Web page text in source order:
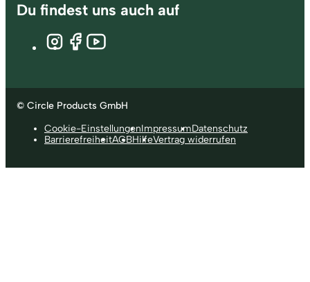
Du findest uns auch auf
© Circle Products GmbH
Cookie-EinstellungenImpressumDatenschutz
BarrierefreiheitAGBHilfeVertrag widerrufen